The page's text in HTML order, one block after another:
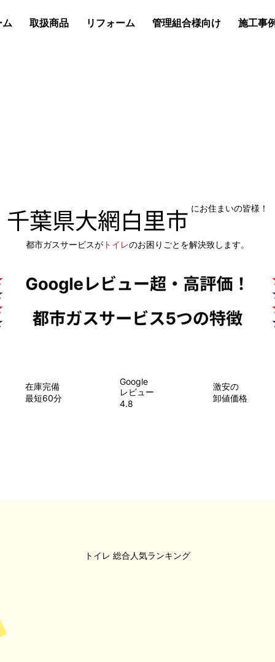
ム 取扱商品 リフォーム 管理組合様向け 施工事例
にお住まいの皆様！
千葉県大網白里市
都市ガスサービスがトイレのお困りごとを解決致します。
在庫完備
最短60分
Google
レビュー
4.8
​激安の
卸値価格
総合人気ランキング
トイレ